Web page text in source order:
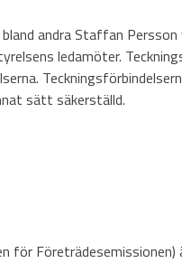
andra Staffan
ledamöter.
sätt säkerställd.
Företrädesemissionen)